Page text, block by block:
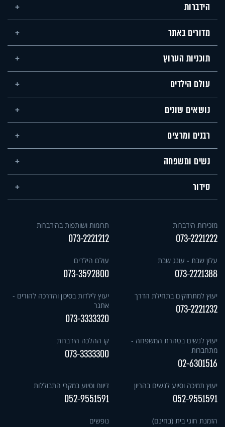
הידברות
מדורים באתר
תוכניות הערוץ
עולם הילדים
נושאים שונים
רבנים ומרצים
נשים ומשפחה
סידור
מזכירות הידברות
073-2221222
תרומות ושותפות בהידברות
073-2221212
עלון שבת - עונג שבת
073-2221388
עולם הילדים
073-3592800
יעוץ למתחזקים בתחילת הדרך
073-2221232
יעוץ לילדות בסיכון והדרכה להורים -
אתגר
073-3333320
יעוץ לנשים בטהרת המשפחה -
מתחברות
02-6301516
קו ההלכה הידברות
073-3333300
יעוץ תמיכה וסיוע לנשים בהריון
052-9551591
דיווח וסיוע במקרי התבוללות
052-9551591
הזמנת חוגי בית (בחינם) נופשים